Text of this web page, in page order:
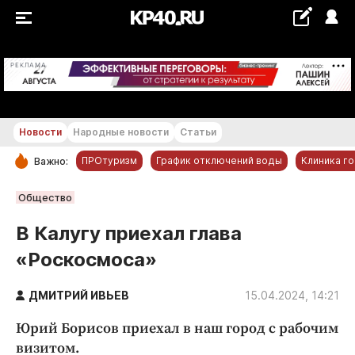
РЕКЛАМА +22...+23 °С
РУБРИКИ
Новости компаний
Статьи
Народные новости
Авто и транспорт
Благоустройство
Новости Народные новости Статьи
Важно: ПРОтуризм График отключений воды Клиника
Общество
В Калугу приехал глава
«Роскосмоса»
ДМИТРИЙ ИВЬЕВ 15.04.2024, 14:21
Юрий Борисов приехал в наш город с рабочим
визитом.